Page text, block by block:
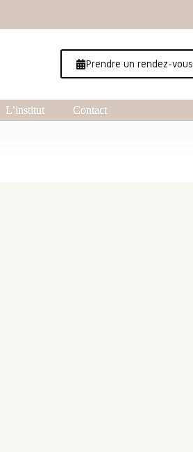
Prendre un rendez-vous
L’institut Contact